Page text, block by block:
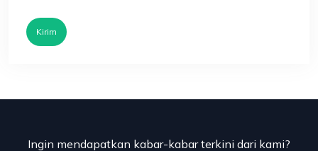
Kirim
Ingin mendapatkan kabar-kabar terkini dari kami?